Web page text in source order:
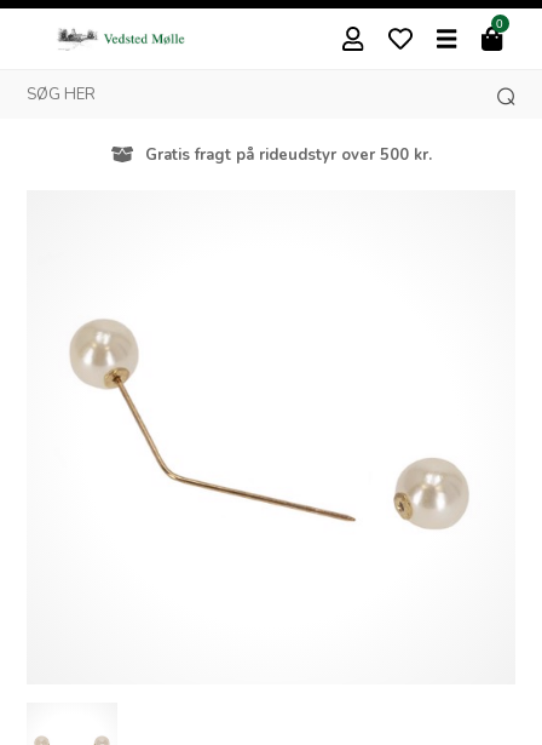
0
Gratis fragt på rideudstyr over 500 kr.